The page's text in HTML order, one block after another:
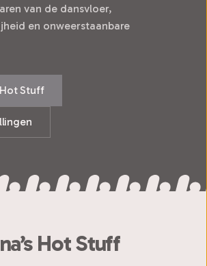
van de dansvloer,
en onweerstaanbare
Hot Stuff
Hot Stuff